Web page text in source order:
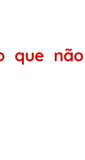
que